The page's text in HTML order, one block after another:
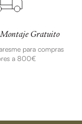
Gratuito
para compras
a 800€